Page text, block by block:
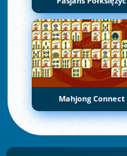
Mahjong Connect